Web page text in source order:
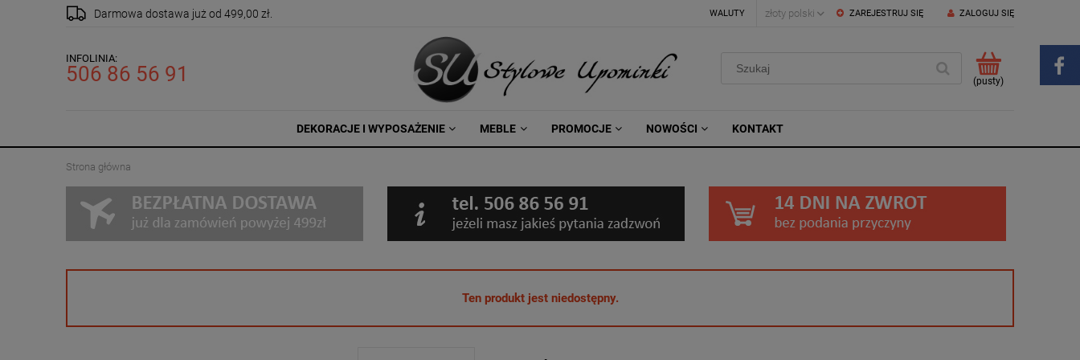
Darmowa dostawa już od 499,00 zł. ZAREJESTRUJ SIĘ ZALOGUJ SIĘ
WALUTY
INFOLINIA:
506 86 56 91 (pusty)
DEKORACJE I WYPOSAŻENIE MEBLE PROMOCJE NOWOŚCI KONTAKT
Strona główna
Ten produkt jest niedostępny.